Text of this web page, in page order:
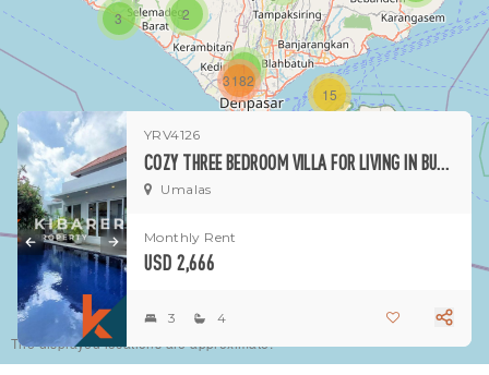
1
3 2
15
3182
The displayed locations are approximate.
YRV4126
COZY THREE BEDROOM VILLA FOR LIVING IN BUMBAK UMALAS
Umalas
Monthly Rent
USD 2,666
3 4